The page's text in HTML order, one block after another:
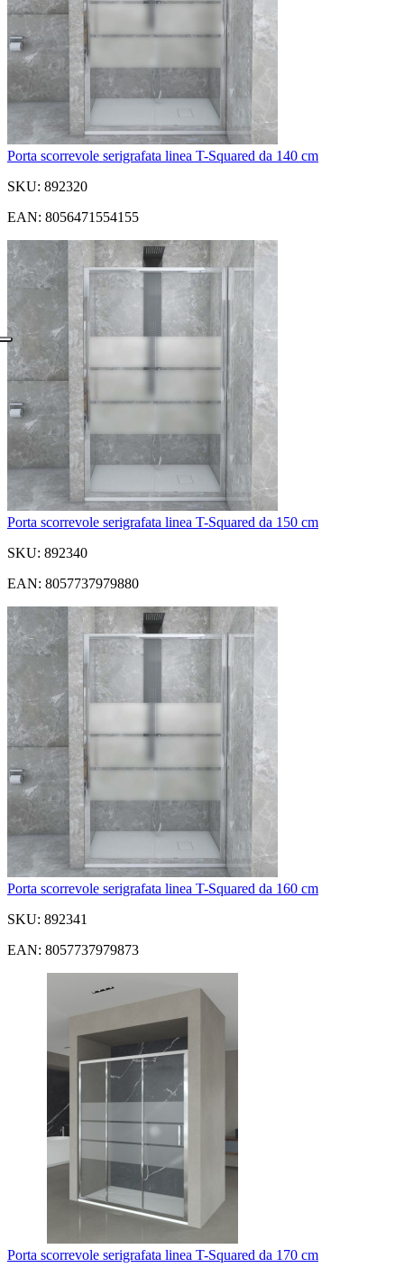
Porta scorrevole serigrafata linea T-Squared da 140 cm
SKU: 892320
EAN: 8056471554155
Porta scorrevole serigrafata linea T-Squared da 150 cm
SKU: 892340
EAN: 8057737979880
Porta scorrevole serigrafata linea T-Squared da 160 cm
SKU: 892341
EAN: 8057737979873
Porta scorrevole serigrafata linea T-Squared da 170 cm